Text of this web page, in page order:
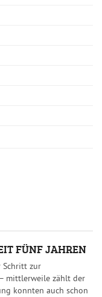
FÜNF JAHREN
Schritt zur
mittlerweile zählt der
konnten auch schon